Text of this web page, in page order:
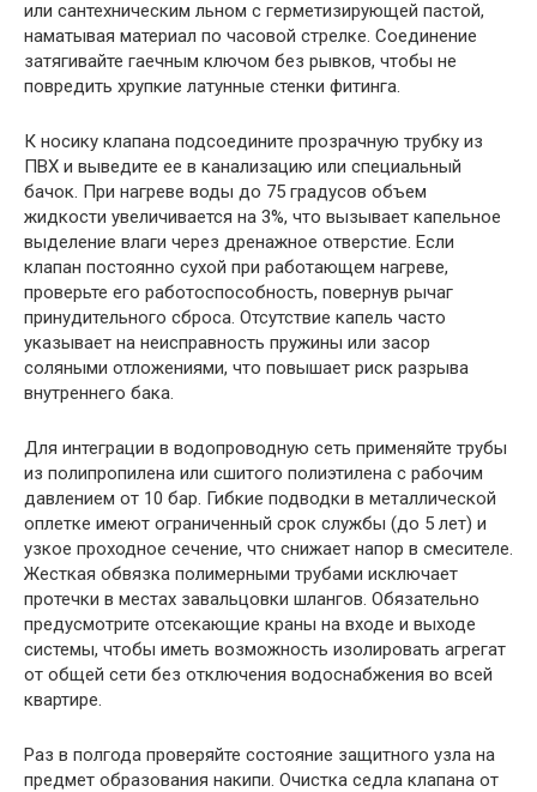
или сантехническим льном с герметизирующей пастой,
наматывая материал по часовой стрелке. Соединение
затягивайте гаечным ключом без рывков, чтобы не
повредить хрупкие латунные стенки фитинга.
К носику клапана подсоедините прозрачную трубку из
ПВХ и выведите ее в канализацию или специальный
бачок. При нагреве воды до 75 градусов объем
жидкости увеличивается на 3%, что вызывает капельное
выделение влаги через дренажное отверстие. Если
клапан постоянно сухой при работающем нагреве,
проверьте его работоспособность, повернув рычаг
принудительного сброса. Отсутствие капель часто
указывает на неисправность пружины или засор
соляными отложениями, что повышает риск разрыва
внутреннего бака.
Для интеграции в водопроводную сеть применяйте трубы
из полипропилена или сшитого полиэтилена с рабочим
давлением от 10 бар. Гибкие подводки в металлической
оплетке имеют ограниченный срок службы (до 5 лет) и
узкое проходное сечение, что снижает напор в смесителе.
Жесткая обвязка полимерными трубами исключает
протечки в местах завальцовки шлангов. Обязательно
предусмотрите отсекающие краны на входе и выходе
системы, чтобы иметь возможность изолировать агрегат
от общей сети без отключения водоснабжения во всей
квартире.
Раз в полгода проверяйте состояние защитного узла на
предмет образования накипи. Очистка седла клапана от